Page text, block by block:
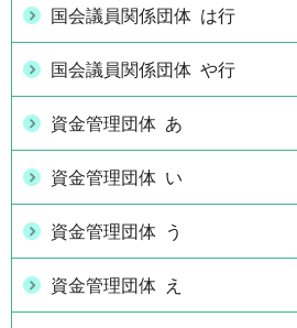
国会議員関係団体 は行
国会議員関係団体 や行
資金管理団体 あ
資金管理団体 い
資金管理団体 う
資金管理団体 え